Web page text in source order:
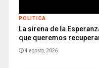
POLITICA
La sirena de la
que queremos
4 agosto, 2026